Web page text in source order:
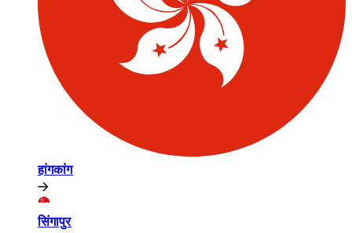
हांगकांग​​
सिंगापुर​​